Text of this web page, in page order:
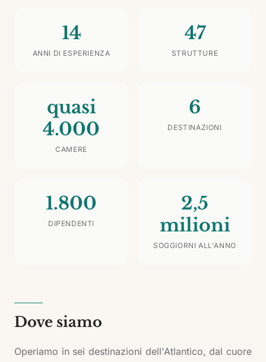
14
ANNI DI ESPERIENZA
47
STRUTTURE
quasi
4.000
CAMERE
6
DESTINAZIONI
1.800
DIPENDENTI
2,5
milioni
SOGGIORNI ALL'ANNO
Dove siamo
Operiamo in sei destinazioni dell'Atlantico, dal cuore